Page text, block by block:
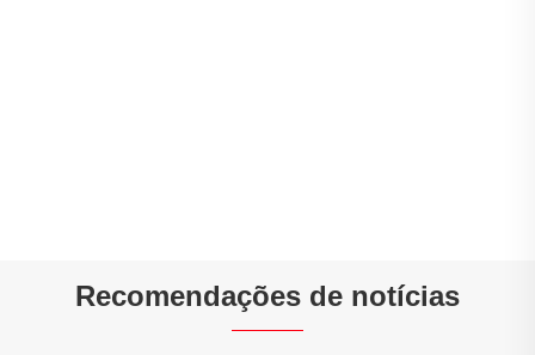
Recomendações de notícias